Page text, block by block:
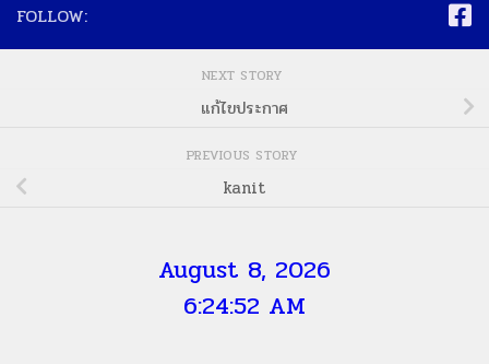
FOLLOW:
NEXT STORY
แก้ไขประกาศ
PREVIOUS STORY
kanit
August 8, 2026
6:24:53 AM